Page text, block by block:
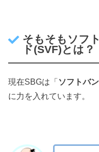
そもそもソフ
ド(SVF)とは？
現在SBGは「ソフトバ
に力を入れています。